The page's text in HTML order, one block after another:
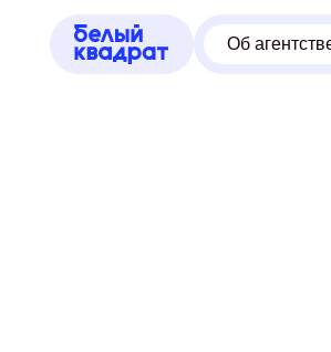
Об агентстве